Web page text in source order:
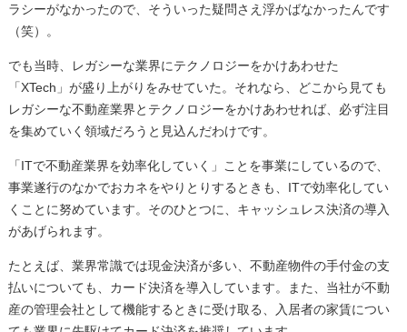
ラシーがなかったので、そういった疑問さえ浮かばなかったんです
（笑）。
でも当時、レガシーな業界にテクノロジーをかけあわせた
「XTech」が盛り上がりをみせていた。それなら、どこから見ても
レガシーな不動産業界とテクノロジーをかけあわせれば、必ず注目
を集めていく領域だろうと見込んだわけです。
「ITで不動産業界を効率化していく」ことを事業にしているので、
事業遂行のなかでおカネをやりとりするときも、ITで効率化してい
くことに努めています。そのひとつに、キャッシュレス決済の導入
があげられます。
たとえば、業界常識では現金決済が多い、不動産物件の手付金の支
払いについても、カード決済を導入しています。また、当社が不動
産の管理会社として機能するときに受け取る、入居者の家賃につい